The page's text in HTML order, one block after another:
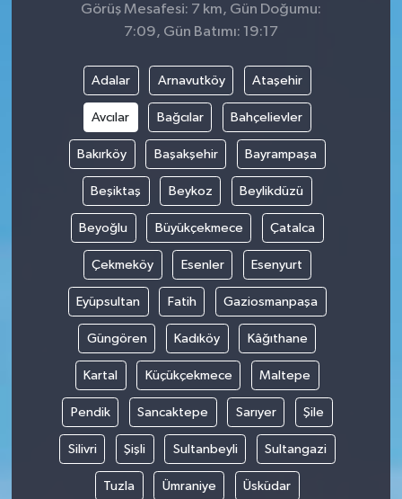
Görüş Mesafesi: 7 km, Gün Doğumu:
7:09, Gün Batımı: 19:17
Adalar Arnavutköy Ataşehir
Avcılar Bağcılar Bahçelievler
Bakırköy Başakşehir Bayrampaşa
Beşiktaş Beykoz Beylikdüzü
Beyoğlu Büyükçekmece Çatalca
Çekmeköy Esenler Esenyurt
Eyüpsultan Fatih Gaziosmanpaşa
Güngören Kadıköy Kâğıthane
Kartal Küçükçekmece Maltepe
Pendik Sancaktepe Sarıyer Şile
Silivri Şişli Sultanbeyli Sultangazi
Tuzla Ümraniye Üsküdar